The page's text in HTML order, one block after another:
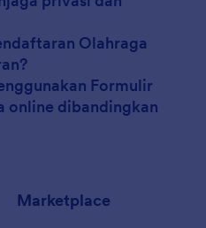
Olahraga
Formulir
online dibandingkan
Marketplace